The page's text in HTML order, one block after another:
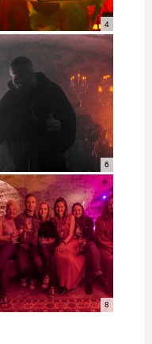
4
6
8